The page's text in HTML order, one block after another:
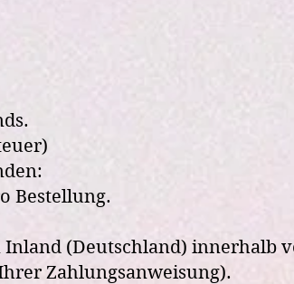
Bestellung.
(Deutschland) innerhalb
Zahlungsanweisung).